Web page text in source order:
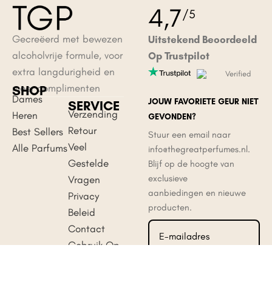
Je e-mailadres wordt niet gepubliceerd. Vereiste velden zijn
gemarkeerd met
Reactie *
Gecreëerd met bewezen
alcoholvrije formule, voor
extra langdurigheid en
meer complimenten
SHOP
Dames
Heren
Best Sellers
Alle Parfums
SERVICE
Verzending
Retour
Veel
Gestelde
Vragen
Privacy
Beleid
Contact
Gebruik Op
4,7/5
Uitstekend Beoordeeld
Op Trustpilot
Verified
JOUW FAVORIETE GEUR NIET
GEVONDEN?
Stuur een email naar
info@thegreatperfumes.nl.
Blijf op de hoogte van
exclusieve
aanbiedingen en nieuwe
producten.